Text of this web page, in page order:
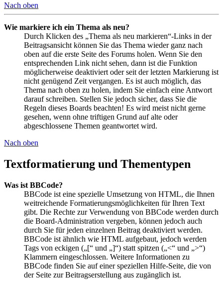
Nach oben
Wie markiere ich ein Thema als neu?
Durch Klicken des „Thema als neu markieren“-Links in der
Beitragsansicht können Sie das Thema wieder ganz nach
oben auf die erste Seite des Forums holen. Wenn Sie den
entsprechenden Link nicht sehen, dann ist die Funktion
möglicherweise deaktiviert oder seit der letzten Markierung ist
nicht genügend Zeit vergangen. Es ist auch möglich, das
Thema nach oben zu holen, indem Sie einfach eine Antwort
darauf schreiben. Stellen Sie jedoch sicher, dass Sie die
Regeln dieses Boards beachten! Es wird meist nicht gerne
gesehen, wenn ohne triftigen Grund auf alte oder
abgeschlossene Themen geantwortet wird.
Nach oben
Textformatierung und Thementypen
Was ist BBCode?
BBCode ist eine spezielle Umsetzung von HTML, die Ihnen
weitreichende Formatierungsmöglichkeiten für Ihren Text
gibt. Die Rechte zur Verwendung von BBCode werden durch
die Board-Administration vergeben, können jedoch auch
durch Sie für jeden einzelnen Beitrag deaktiviert werden.
BBCode ist ähnlich wie HTML aufgebaut, jedoch werden
Tags von eckigen („[“ und „]“) statt spitzen („<“ und „>“)
Klammern eingeschlossen. Weitere Informationen zu
BBCode finden Sie auf einer speziellen Hilfe-Seite, die von
der Seite zur Beitragserstellung aus zugänglich ist.